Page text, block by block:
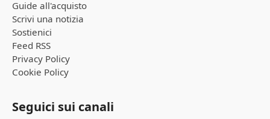
Guide all'acquisto
Scrivi una notizia
Sostienici
Feed RSS
Privacy Policy
Cookie Policy
Seguici sui canali